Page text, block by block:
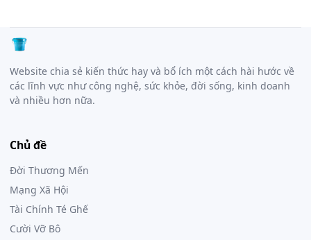
Website chia sẻ kiến thức hay và bổ ích một cách hài hước về
các lĩnh vực như công nghệ, sức khỏe, đời sống, kinh doanh
và nhiều hơn nữa.
Chủ đề
Đời Thương Mến
Mạng Xã Hội
Tài Chính Té Ghế
Cười Vỡ Bô